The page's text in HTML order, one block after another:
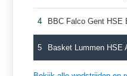
4 BBC Falco Gent HSE
5 Basket Lummen HSE